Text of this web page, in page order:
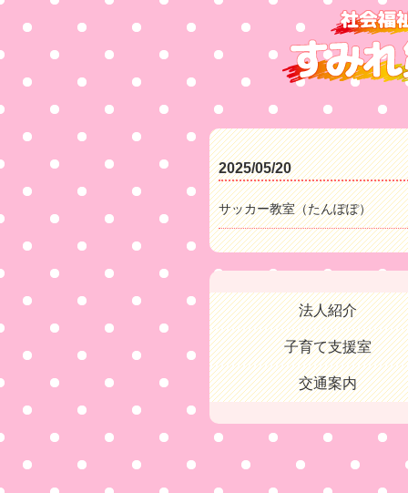
2025/05/20
サッカー教室（たんぽぽ）
法人紹介
子育て支援室
交通案内